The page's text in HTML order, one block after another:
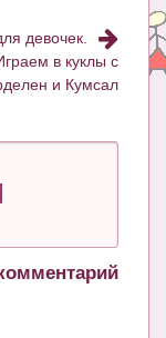
девочек.
в куклы с
и Кумсал